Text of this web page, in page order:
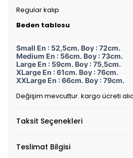
Regular kalıp
Beden tablosu
Small En : 52,5cm. Boy : 72cm.
Medium En : 56cm. Boy : 73cm.
Large En : 59cm. Boy : 75,5cm.
XLarge En : 61cm. Boy : 76cm.
XXLarge En : 66cm. Boy : 79cm.
Değişim mevcuttur. kargo ücreti
Taksit Seçenekleri
Teslimat Bilgisi